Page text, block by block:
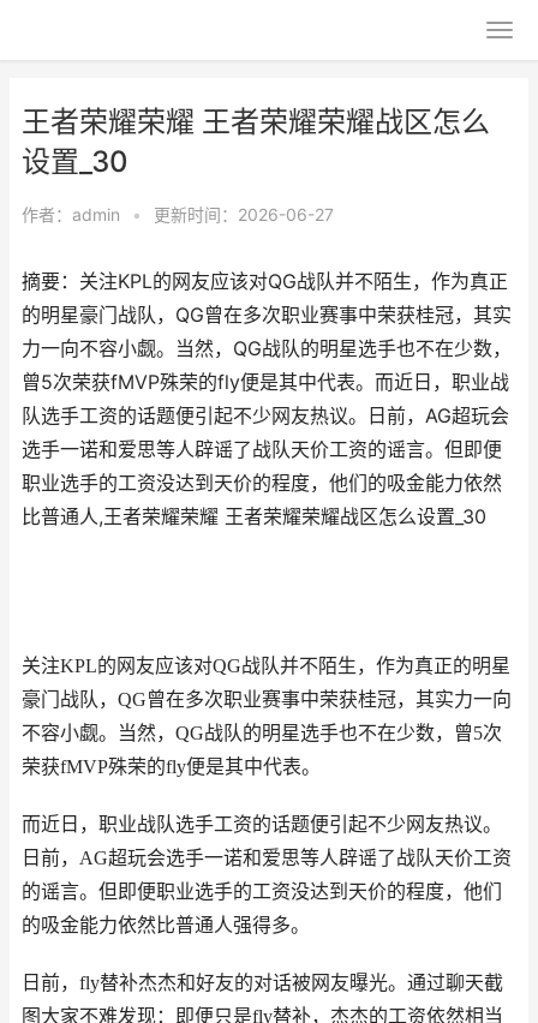
王者荣耀荣耀 王者荣耀荣耀战区怎么
设置_30
作者： admin • 更新时间：2026-06-27
摘要：关注KPL的网友应该对QG战队并不陌生，作为真正
的明星豪门战队，QG曾在多次职业赛事中荣获桂冠，其实
力一向不容小觑。当然，QG战队的明星选手也不在少数，
曾5次荣获fMVP殊荣的fly便是其中代表。而近日，职业战
队选手工资的话题便引起不少网友热议。日前，AG超玩会
选手一诺和爱思等人辟谣了战队天价工资的谣言。但即便
职业选手的工资没达到天价的程度，他们的吸金能力依然
比普通人,王者荣耀荣耀 王者荣耀荣耀战区怎么设置_30
关注KPL的网友应该对QG战队并不陌生，作为真正的明星
豪门战队，QG曾在多次职业赛事中荣获桂冠，其实力一向
不容小觑。当然，QG战队的明星选手也不在少数，曾5次
荣获fMVP殊荣的fly便是其中代表。
而近日，职业战队选手工资的话题便引起不少网友热议。
日前，AG超玩会选手一诺和爱思等人辟谣了战队天价工资
的谣言。但即便职业选手的工资没达到天价的程度，他们
的吸金能力依然比普通人强得多。
日前，fly替补杰杰和好友的对话被网友曝光。通过聊天截
图大家不难发现：即便只是fly替补，杰杰的工资依然相当